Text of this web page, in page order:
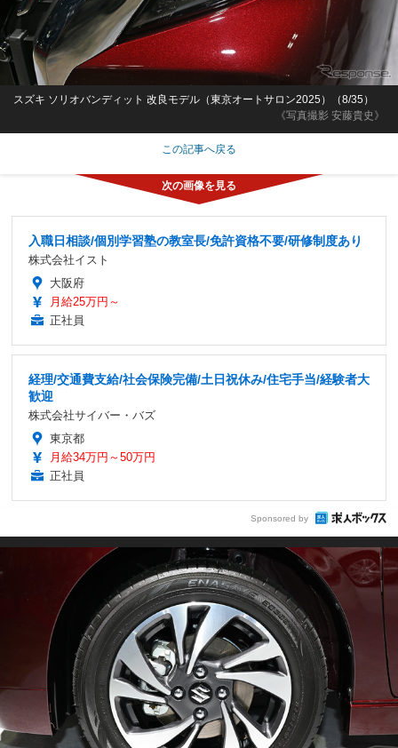
《写真撮影 安藤貴史》
スズキ ソリオバンディット 改良モデル（東京オートサロン2025）（8/35）
この記事へ戻る
入職日相談/個別学習塾の教室長/免許資格不要/研修制度あり
株式会社イスト
大阪府
月給25万円～
正社員
経理/交通費支給/社会保険完備/土日祝休み/住宅手当/経験者大
歓迎
株式会社サイバー・バズ
東京都
月給34万円～50万円
正社員
Sponsored by